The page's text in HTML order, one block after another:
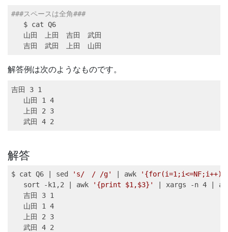
###スペースは全角###
$ cat Q6
山田　上田　吉田　武田
吉田　武田　上田　山田
解答例は次のようなものです。
吉田 3 1
山田 1
4
上田 2 3
武田 4 2
解答
$ cat Q6 sed 's/　/ /g' awk
sort -k1,2 awk '{print $1,$3}' xargs -n 4
吉田 3 1
山田 1
4
上田 2 3
武田 4 2